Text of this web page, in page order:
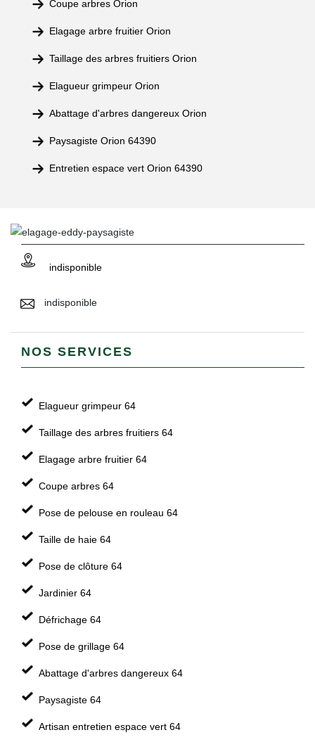
Coupe arbres Orion
Elagage arbre fruitier Orion
Taillage des arbres fruitiers Orion
Elagueur grimpeur Orion
Abattage d'arbres dangereux Orion
Paysagiste Orion 64390
Entretien espace vert Orion 64390
indisponible
indisponible
NOS SERVICES
Elagueur grimpeur 64
Taillage des arbres fruitiers 64
Elagage arbre fruitier 64
Coupe arbres 64
Pose de pelouse en rouleau 64
Taille de haie 64
Pose de clôture 64
Jardinier 64
Défrichage 64
Pose de grillage 64
Abattage d'arbres dangereux 64
Paysagiste 64
Artisan entretien espace vert 64